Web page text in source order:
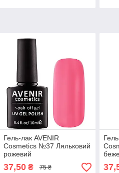
Гель-лак AVENIR
Cosmetics №37 Ляльковий
рожевий
37,50₴ 75 ₴